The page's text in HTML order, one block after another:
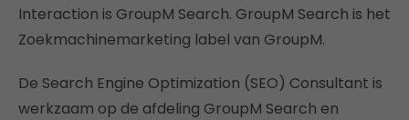
Interaction is GroupM Search. GroupM Search is het
Zoekmachinemarketing label van GroupM.
De Search Engine Optimization (SEO) Consultant is
werkzaam op de afdeling GroupM Search en